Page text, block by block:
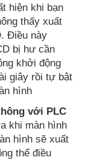
hiện khi bạn
thấy xuất
Điều này
bị hư cần
khởi động
giây rồi tự bật
hình
với PLC
khi màn hình
hình sẽ xuất
thể điều